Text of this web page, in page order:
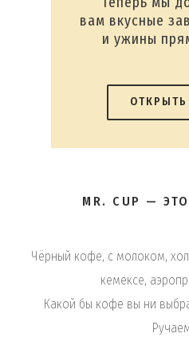
вам вкусные
и ужины
MR. CUP —
Чёрный кофе, с молоком,
кемексе,
Какой бы кофе вы ни